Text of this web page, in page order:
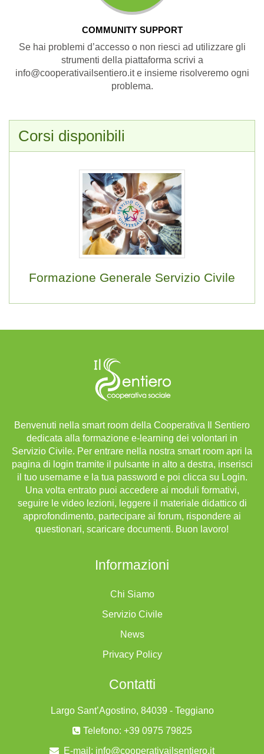
COMMUNITY SUPPORT
Se hai problemi d’accesso o non riesci ad utilizzare gli
strumenti della piattaforma scrivi a
info@cooperativailsentiero.it e insieme risolveremo ogni
problema.
Corsi disponibili
Formazione Generale Servizio Civile
Benvenuti nella smart room della Cooperativa Il Sentiero
dedicata alla formazione e-learning dei volontari in
Servizio Civile. Per entrare nella nostra smart room apri la
pagina di login tramite il pulsante in alto a destra, inserisci
il tuo username e la tua password e poi clicca su Login.
Una volta entrato puoi accedere ai moduli formativi,
seguire le video lezioni, leggere il materiale didattico di
approfondimento, partecipare ai forum, rispondere ai
questionari, scaricare documenti. Buon lavoro!
Informazioni
Chi Siamo
Servizio Civile
News
Privacy Policy
Contatti
Largo Sant’Agostino, 84039 - Teggiano
Telefono: +39 0975 79825
E-mail: info@cooperativailsentiero.it